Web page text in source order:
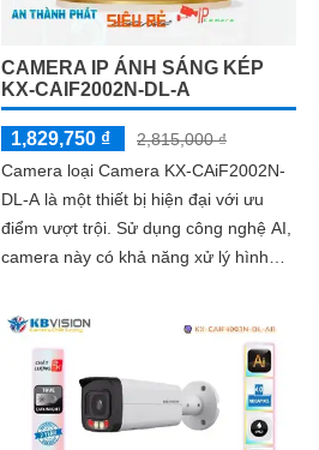
CAMERA IP ÁNH SÁNG KÉP
KX-CAIF2002N-DL-A
1,829,750 ₫
2,815,000 ₫
Camera loại Camera KX-CAiF2002N-
DL-A là một thiết bị hiện đại với ưu
điểm vượt trội. Sử dụng công nghệ AI,
camera này có khả năng xử lý hình
màu sắc tự nhiên, sống động hơn